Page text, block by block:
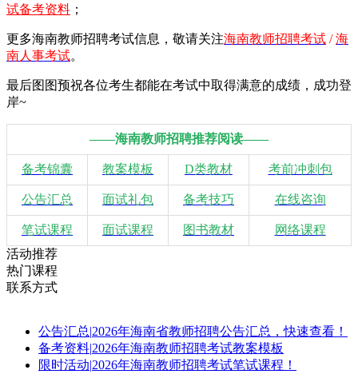
试备考资料 ；
更多海南教师招聘考试信息，敬请关注海南教师招聘考试 /海
南人事考试。
最后图图预祝各位考生都能在考试中取得满意的成绩，成功登
岸~
——海南教师招聘推荐阅读——
备考锦囊 教案模板 D类教材 考前冲刺包
公告汇总 面试礼包 备考技巧 在线咨询
笔试课程 面试课程 图书教材
网络课程
活动推荐
热门课程
联系方式
公告汇总|2026年海南省教师招聘公告汇总，快速查看！
备考资料|2026年海南教师招聘考试教案模板
限时活动|2026年海南教师招聘考试笔试课程！